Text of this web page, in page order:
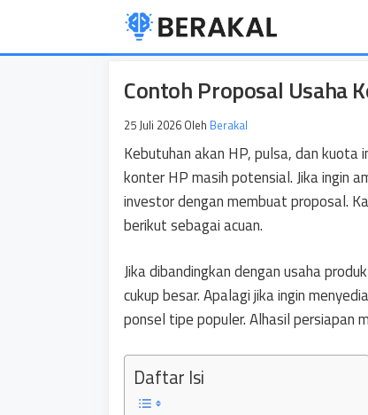
isi
Contoh Proposal Usaha
25 Juli 2026 Oleh Berakal
Kebutuhan akan HP, pulsa, dan
konter HP masih potensial. Jika ingin
investor dengan membuat proposal.
berikut sebagai acuan.
Jika dibandingkan dengan usaha
cukup besar. Apalagi jika ingin
ponsel tipe populer. Alhasil persiapan
Daftar Isi